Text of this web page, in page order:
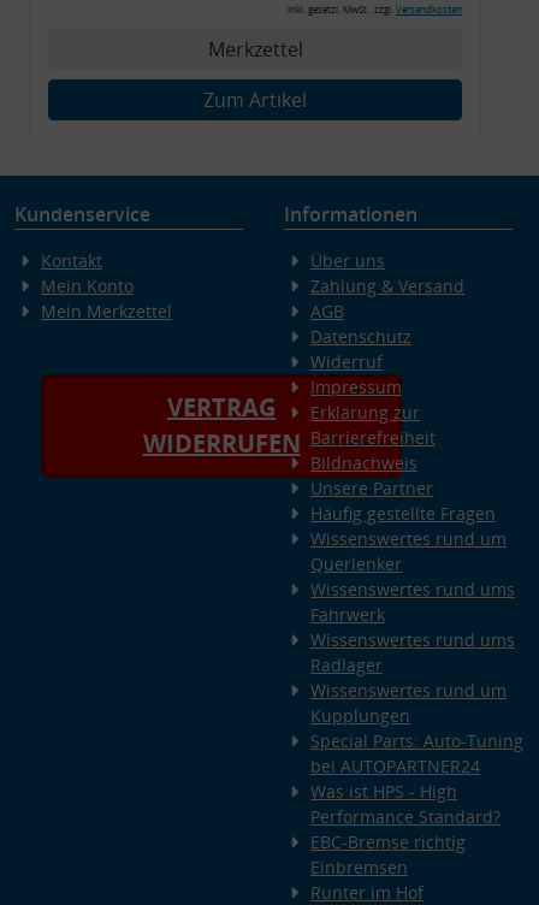
inkl. gesetzl. MwSt., zzgl. Versandkosten
Merkzettel
Zum Artikel
Kundenservice
Kontakt
Mein Konto
Mein Merkzettel
VERTRAG
WIDERRUFEN
Informationen
Über uns
Zahlung & Versand
AGB
Datenschutz
Widerruf
Impressum
Erklärung zur
Barrierefreiheit
Bildnachweis
Unsere Partner
Häufig gestellte Fragen
Wissenswertes rund um
Querlenker
Wissenswertes rund ums
Fahrwerk
Wissenswertes rund ums
Radlager
Wissenswertes rund um
Kupplungen
Special Parts: Auto-Tuning
bei AUTOPARTNER24
Was ist HPS - High
Performance Standard?
EBC-Bremse richtig
Einbremsen
Runter im Hof